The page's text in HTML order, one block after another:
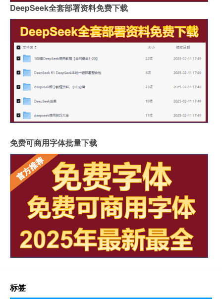
DeepSeek全套部署资料免费下载
免费可商用字体批量下载
标签